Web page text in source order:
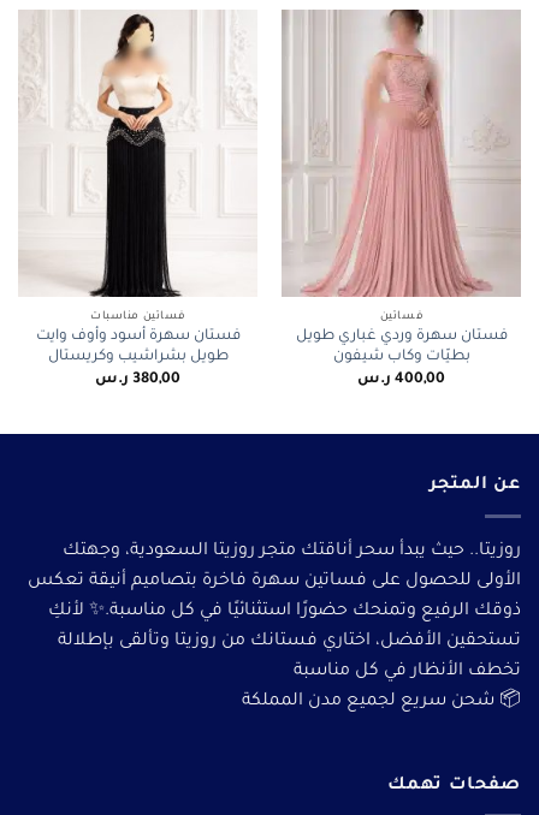
فساتين
فستان سهرة وردي غباري طويل
بطيّات وكاب شيفون
400,00 ر.س
فساتين مناسبات
فستان سهرة أسود وأوف وايت
طويل بشراشيب وكريستال
380,00 ر.س
عن المتجر
روزيتا.. حيث يبدأ سحر أناقتك متجر روزيتا السعودية، وجهتك
الأولى للحصول على فساتين سهرة فاخرة بتصاميم أنيقة تعكس
ذوقك الرفيع وتمنحك حضورًا استثنائيًا في كل مناسبة.✨ لأنكِ
تستحقين الأفضل، اختاري فستانك من روزيتا وتألقى بإطلالة
تخطف الأنظار في كل مناسبة
📦 شحن سريع لجميع مدن المملكة
صفحات تهمك